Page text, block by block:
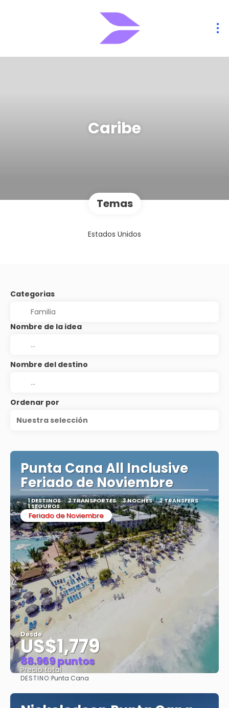
Caribe
Temas
Estados Unidos
Categorias
Nombre de la idea
Nombre del destino
Ordenar por
Nuestra selección
Punta Cana All Inclusive
Feriado de Noviembre
1 DESTINOS 2 TRANSPORTES 3 NOCHES 2 TRANSFERS
1 SEGUROS
Feriado de Noviembre
Desde
US$1,779
88.969 puntos
Precio total
DESTINO:Punta Cana